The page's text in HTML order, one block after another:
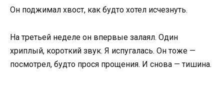
Он поджимал хвост, как будто хотел исчезнуть.
На третьей неделе он впервые залаял. Один
хриплый, короткий звук. Я испугалась. Он тоже —
посмотрел, будто прося прощения. И снова — тишина.